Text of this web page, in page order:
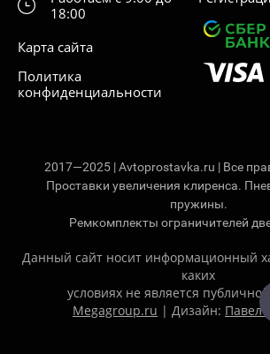
18:00
Карта сайта
Политика
конфиденциальности
2017—2025 | Avtoprostavka.ru | Все
Проставки увеличения клиренса.
пружины.
Ремкомплекты ограничителей
Данный сайт носит информационный
каких
условиях не является
Megagroup.ru | Дизайн: Павел